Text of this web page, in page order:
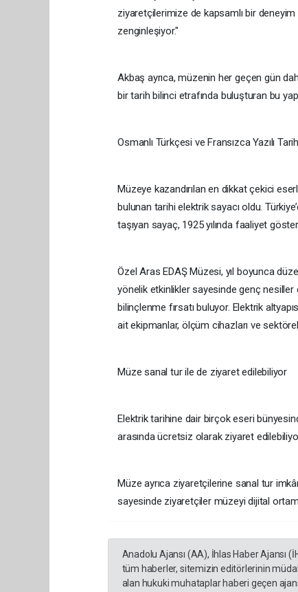
ziyaretçilerimize de kapsamlı bir
zenginleşiyor."
Akbaş ayrıca, müzenin her geçen gün
bir tarih bilinci etrafında buluşturan bu
Osmanlı Türkçesi ve Fransızca Yazılı
Müzeye kazandırılan en dikkat çekici
bulunan tarihi elektrik sayacı oldu.
taşıyan sayaç, 1925 yılında faaliyet
Özel Aras EDAŞ Müzesi, yıl boyunca
yönelik etkinlikler sayesinde genç nesiller
bilinçlenme fırsatı buluyor. Elektrik
ait ekipmanlar, ölçüm cihazları ve
Müze sanal tur ile de ziyaret edilebiliyor
Elektrik tarihine dair birçok eseri
arasında ücretsiz olarak ziyaret
Müze ayrıca ziyaretçilerine sanal tur
sayesinde ziyaretçiler müzeyi dijital
Anadolu Ajansı (AA), İhlas Haber Ajansı
tüm haberler, sitemizin editörlerinin
alan hukuki muhataplar haberi geçen